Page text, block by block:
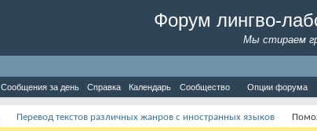
Форум лингво-
Мы стираем
Сообщения за день Справка Календарь Сообщество Опции форума
Перевод текстов различных жанров с иностранных языков